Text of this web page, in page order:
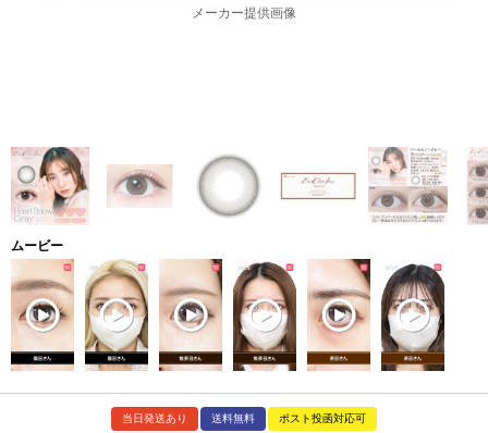
メーカー提供画像
ムービー
当日発送あり 送料無料 ポスト投函対応可